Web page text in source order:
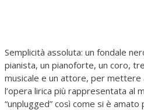
Semplicità assoluta: un fondale
pianista, un pianoforte, un coro,
musicale e un attore, per mettere
l’opera lirica più rappresentata al
“unplugged” così come si è